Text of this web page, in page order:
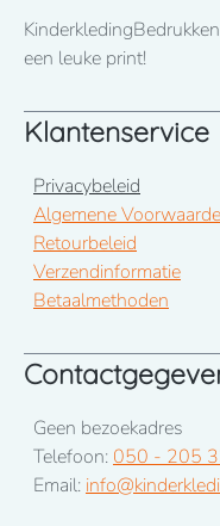
een leuke print!
Klantenservice
Privacybeleid
Algemene
Retourbeleid
Verzendinformatie
Betaalmethoden
Geen bezoekadres
Telefoon: 050 - 205
Email: